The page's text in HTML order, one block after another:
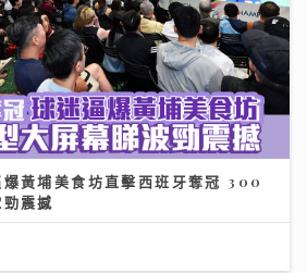
黃埔美食坊直擊西班牙奪冠 300
震撼